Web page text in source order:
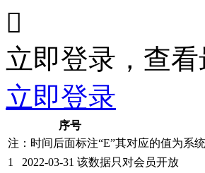

立即登录，查
立即登录
序号
注：时间后面标注“E”其对应的值为系
1
2022-03-31 该数据只对会员开放